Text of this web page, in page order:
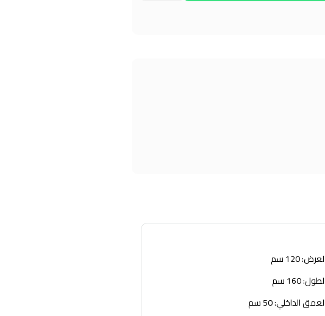
العرض: 120 سم
الطول: 160 سم
العمق الداخلي: 50 سم